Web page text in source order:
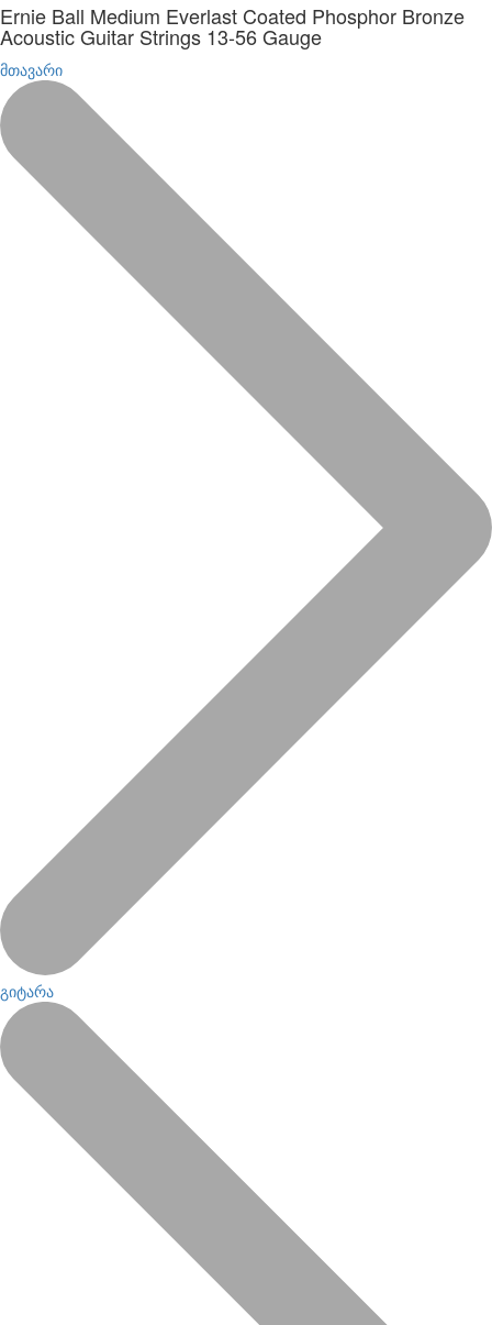
Ernie Ball Medium Everlast Coated Phosphor Bronze
Acoustic Guitar Strings 13-56 Gauge
მთავარი
გიტარა